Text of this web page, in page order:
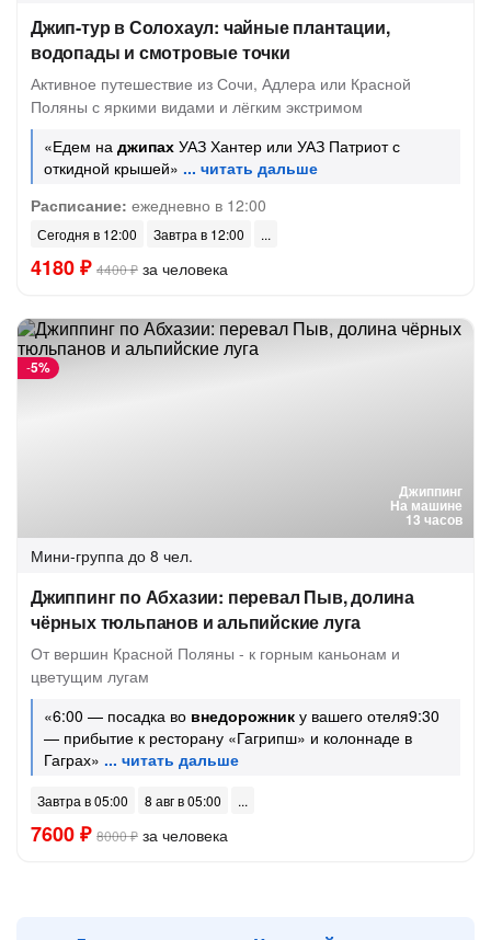
Джип-тур в Солохаул: чайные плантации,
водопады и смотровые точки
Активное путешествие из Сочи, Адлера или Красной
Поляны с яркими видами и лёгким экстримом
«Едем на джипах УАЗ Хантер или УАЗ Патриот с
откидной крышей»
Расписание: ежедневно в 12:00
Сегодня в 12:00 Завтра в 12:00
4180 ₽ 4400 ₽ за человека
Джиппинг
На машине
13 часов
-5%
Мини-группа до 8 чел.
Джиппинг по Абхазии: перевал Пыв, долина
чёрных тюльпанов и альпийские луга
От вершин Красной Поляны - к горным каньонам и
цветущим лугам
«6:00 — посадка во внедорожник у вашего отеля9:30
— прибытие к ресторану «Гагрипш» и колоннаде в
Гаграх»
Завтра в 05:00 8 авг в 05:00
7600 ₽ 8000 ₽ за человека